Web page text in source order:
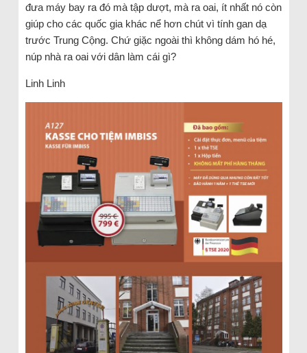
đưa máy bay ra đó mà tập dượt, mà ra oai, ít nhất nó còn
giúp cho các quốc gia khác nể hơn chút vì tính gan dạ
trước Trung Cộng. Chứ giặc ngoài thì không dám hó hé,
núp nhà ra oai với dân làm cái gì?
Linh Linh